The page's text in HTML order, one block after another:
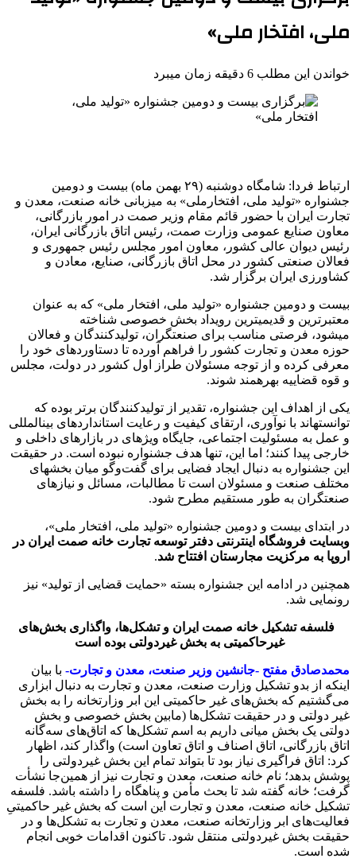
ملی، افتخار ملی»
خواندن این مطلب 6 دقیقه زمان میبرد
ارتباط فردا: شامگاه دوشنبه (٢٩ بهمن ماه) بیست و دومین
جشنواره «تولید ملی، افتخارملی» به میزبانی خانه صنعت، معدن و
تجارت ایران با حضور قائم مقام وزیر صمت در امور بازرگانی،
معاون صنایع عمومی‌ وزارت صمت، رئیس اتاق بازرگانی ایران،
رئیس دیوان عالی کشور، معاون امور مجلس رئیس جمهوری و
فعالان صنعتی کشور در محل اتاق بازرگانی، صنایع، معادن و
کشاورزی ایران برگزار شد.
بیست و دومین جشنواره «تولید ملی، افتخار ملی» که به عنوان
معتبرترین و قدیمی‎ترین رویداد بخش خصوصی شناخته
می‎شود، فرصتی مناسب برای صنعتگران، تولیدکنندگان و فعالان
حوزه معدن و تجارت کشور را فراهم ‎آورده تا دستاوردهای خود را
معرفی کرده و از توجه مسئولان طراز اول کشور در دولت، مجلس
و قوه قضاییه بهره‎مند شوند.
یکی از اهداف این جشنواره، تقدیر از تولیدکنندگان برتر بوده که
توانسته‎اند با نوآوری، ارتقای کیفیت و رعایت استانداردهای بین‎المللی
و عمل به مسئولیت اجتماعی، جایگاه ویژه‎ای در بازارهای داخلی و
خارجی پیدا کنند؛ اما این، تنها هدف جشنواره نبوده است. در حقیقت
این جشنواره به دنبال ایجاد فضایی برای گفت‌وگو میان بخش‎های
مختلف صنعت و مسئولان است تا مطالبات، مسائل و نیازهای
صنعتگران به طور مستقیم مطرح شود.
در ابتدای بیست و دومین جشنواره «تولید ملی، افتخار ملی»،
وب‎سایت فروشگاه اینترنتی دفتر توسعه تجارت خانه صمت ایران در
اروپا به مرکزیت مجارستان افتتاح شد.
همچنین در ادامه این جشنواره بسته «حمایت قضایی از تولید» نیز
رونمایی شد.
فلسفه تشکیل خانه‌ صمت ایران و تشکل‌ها، واگذاری بخش‌های
غیرحاکمیتی به بخش غیردولتی بوده است
محمدصادق مفتح -جانشین وزیر صنعت، معدن و تجارت- با بیان
اینکه از بدو تشکیل وزارت صنعت، معدن و تجارت به دنبال ابزاری
می‌گشتیم که بخش‌های غیر حاکمیتی این ابر وزارتخانه را به بخش
غیر دولتی و در حقیقت تشکل‌ها (مابین بخش خصوصی و بخش
دولتی یک بخش میانی داریم به اسم تشکل‌ها که اتاق‌های سه‌گانه
اتاق بازرگانی، اتاق اصناف و اتاق تعاون است) واگذار کند، اظهار
کرد: اتاق فراگیری نیاز بود تا بتواند تمام این بخش غیردولتی را
پوشش بدهد؛ نام خانه صنعت، معدن و تجارت نیز از همین‌جا نشأت
گرفت؛ خانه گفته شد تا بحث مأمن و پناهگاه را داشته باشد. فلسفه
تشکیل خانه صنعت، معدن و تجارت این است که بخش غیر حاکمیتیِ
فعالیت‌های ابر وزارتخانه صنعت، معدن و تجارت به تشکل‌ها و در
حقیقت بخش غیردولتی منتقل شود. تاکنون اقدامات ‌خوبی انجام
شده است.